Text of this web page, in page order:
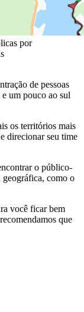
por
de pessoas
um pouco ao sul
os territórios mais
e direcionar seu time
o público-
como o
você ficar bem
que